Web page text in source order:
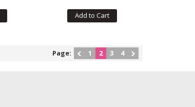
Add to Cart
Page: 1 2 3 4